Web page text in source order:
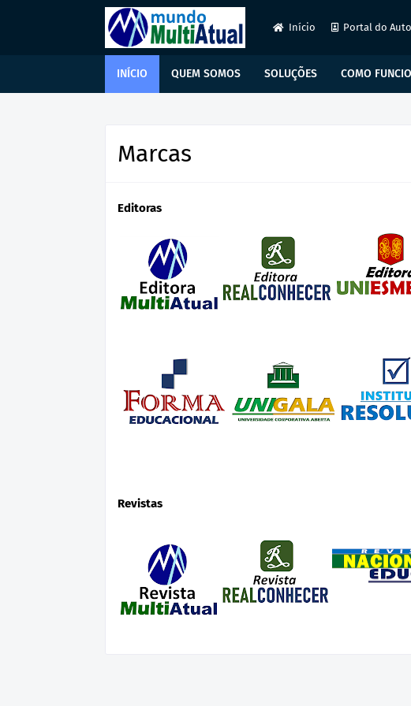
Início Portal do
INÍCIO QUEM SOMOS SOLUÇÕES COMO
Marcas
Editoras
Revistas